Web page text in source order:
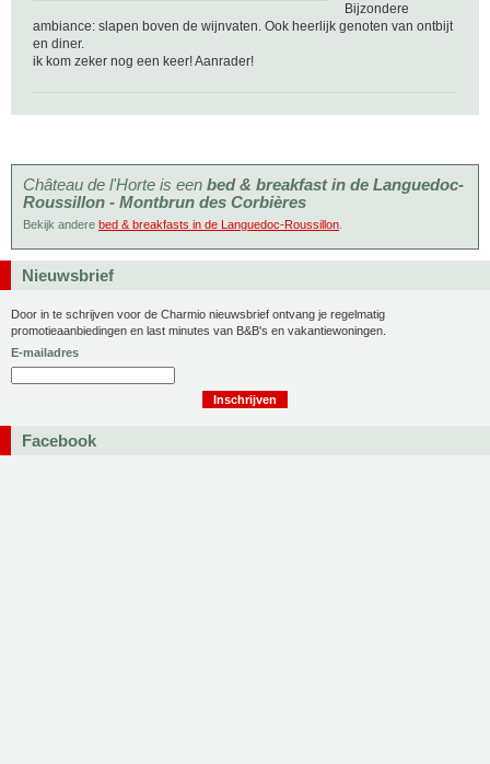
Bijzondere
ambiance: slapen boven de wijnvaten. Ook heerlijk genoten van ontbijt
en diner.
ik kom zeker nog een keer! Aanrader!
Château de l'Horte is een bed & breakfast in de Languedoc-
Roussillon - Montbrun des Corbières
Bekijk andere bed & breakfasts in de Languedoc-Roussillon
Nieuwsbrief
Door in te schrijven voor de Charmio nieuwsbrief ontvang je regelmatig
promotieaanbiedingen en last minutes van B&B's en vakantiewoningen.
E-mailadres
Facebook